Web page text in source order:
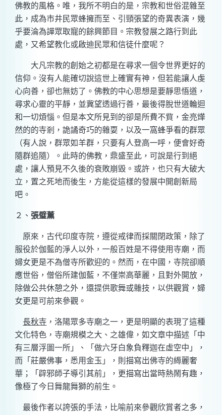
佛教的風格。唯，我所不明白的是，宗教和世俗混雜至
此，成為市井民眾蜂擁而至、引頸張望的奇異表演，幾
乎要淪為譁眾取寵的餘興節目。宗教發展之路行到此
處，又希望教化或啟迪民眾和信徒什麼呢？
大凡宗教的創始之初都是在尋求一個令世界更好的
信仰。沒有人能確切說這世上確實有神，但若能讓人虔
心向善，卻也無妨了。佛教的中心思想是要靜思悟道，
尋求心靈的平靜，並冀望透過行善，最後得脫世道輪迴
和一切煩惱。但是本文所見到的卻是所費不貲，金亮燁
然的的寺剎，詭譎奇巧的雜耍，以及一窩蜂爭看的群眾
（有人說，群眾如羊群，只要有人登高一呼，便會好奇
隨群追隨）。此時的佛教，鼎盛至此，可說是行到絕
處，讓人預見不久後的衰敗崩毀。或許，也只有大破大
立，置之死地而後生，方能從這樣的發展中開創新局
吧。
２、 張璧薰
原來，古代印度寺院，遵從戒律而採關閉政策，除了
服役於伽藍的淨人以外，一般百姓是不得使用寺廟，而
婦女更是不為僧寺所歡迎的。然而，在中國，寺院卻順
應世俗，僧俗所建伽藍，不僅崇高華麗，且對外開放，
除做公共休憩之外，還提供歌舞或雜技，以供觀賞，婦
女更是可前來參觀。
長秋寺 ，洛陽眾多寺廟之一，更是明顯的表現了這種
文化特色，寺廟規模之大、之雄偉，如文章中描述「中
有三層浮圖一所」、「做六牙白象負釋迦在虛空中」，
而「莊嚴佛事，悉用金玉」，則描寫出佛寺的縟麗奢
華；「辟邪師子導引其前」，更描寫出當時熱鬧有趣，
像極了今日舞龍舞獅的前生。
最後作者以誇張的手法，比喻前來參觀欣賞者之多，